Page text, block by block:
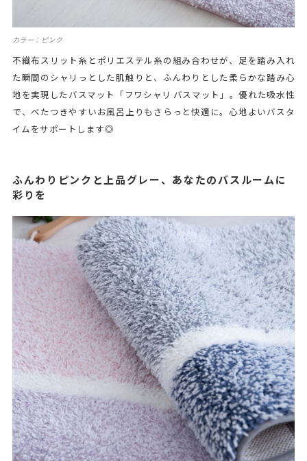
カラー：ピンク
不織布スリット糸とポリエステル糸の組み合わせが、足を踏み入れ
た瞬間のシャリっとした肌触りと、ふんわりとした柔らかな踏み心
地を実現したバスマット「フワシャリ バスマット」。優れた吸水性
で、べたつきやすいお風呂上りもさらっと快適に。心地よいバスタ
イムをサポートします◎
ふんわりピンクと上品グレー、あなたのバスルームに
彩りを